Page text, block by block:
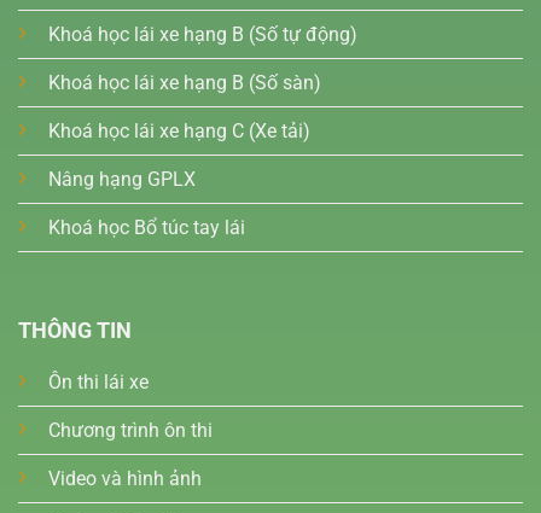
Khoá học lái xe hạng B (Số tự động)
Khoá học lái xe hạng B (Số sàn)
Khoá học lái xe hạng C (Xe tải)
Nâng hạng GPLX
Khoá học Bổ túc tay lái
THÔNG TIN
Ôn thi lái xe
Chương trình ôn thi
Video và hình ảnh